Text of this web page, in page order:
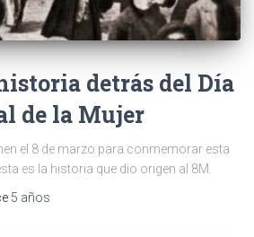
detrás del Día
de la Mujer
el 8 de marzo para conmemorar esta
es la historia que dio origen al 8M.
5 años